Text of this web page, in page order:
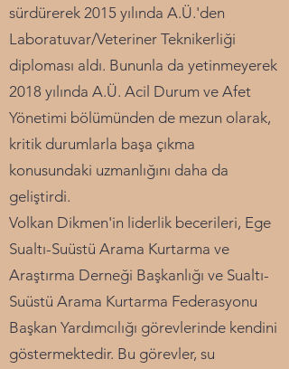
sürdürerek 2015 yılında A.Ü.'den
Laboratuvar/Veteriner Teknikerliği
diploması aldı. Bununla da yetinmeyerek
2018 yılında A.Ü. Acil Durum ve Afet
Yönetimi bölümünden de mezun olarak,
kritik durumlarla başa çıkma
konusundaki uzmanlığını daha da
geliştirdi.
Volkan Dikmen'in liderlik becerileri, Ege
Sualtı-Suüstü Arama Kurtarma ve
Araştırma Derneği Başkanlığı ve Sualtı-
Suüstü Arama Kurtarma Federasyonu
Başkan Yardımcılığı görevlerinde kendini
göstermektedir. Bu görevler, su